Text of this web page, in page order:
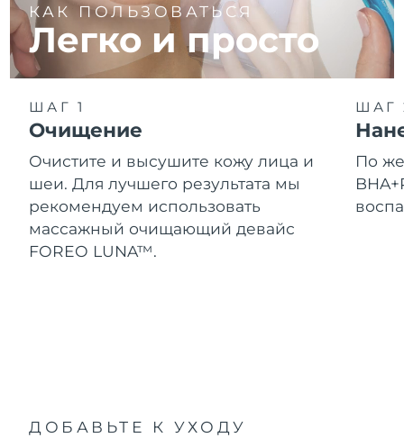
КАК ПОЛЬЗОВАТЬСЯ
Легко и просто
ШАГ 1
Очищение
Очистите и высушите кожу лица и
шеи. Для лучшего результата мы
рекомендуем использовать
массажный очищающий девайс
FOREO LUNA™.
ШАГ
По
ДОБАВЬТЕ К УХОДУ